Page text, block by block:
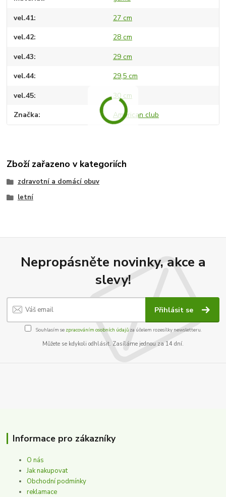
vel.41 27 cm
vel.42 28 cm
vel.43 29 cm
vel.44 29,5 cm
vel.45 30 cm
Značka American club
Zboží zařazeno v kategoriích
zdravotní a domácí obuv
letní
Nepropásněte novinky, akce a
slevy!
Přihlásit se
Souhlasím se zpracováním osobních údajůza účelem rozesílky newsletteru.
Můžete se kdykoli odhlásit. Zasíláme jednou za 14 dní.
Informace pro zákazníky
O nás
Jak nakupovat
Obchodní podmínky
reklamace